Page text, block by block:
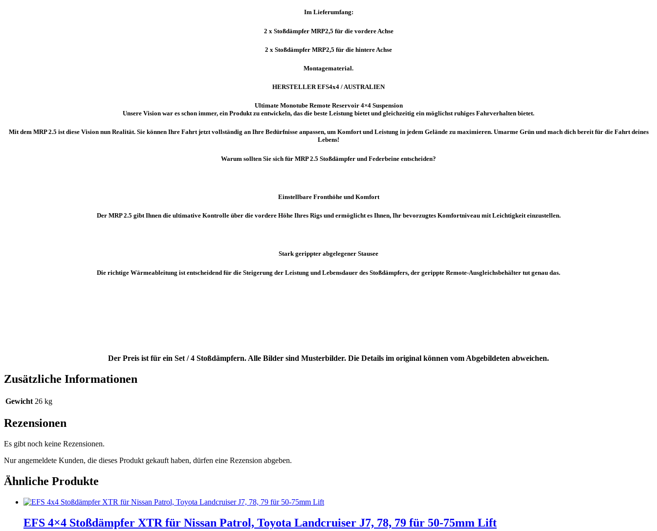
Im Lieferumfang:
2 x Stoßdämpfer MRP2,5 für die vordere Achse
2 x Stoßdämpfer MRP2,5 für die hintere Achse
Montagematerial.
HERSTELLER EFS4x4 / AUSTRALIEN
Ultimate Monotube Remote Reservoir 4×4 Suspension
Unsere Vision war es schon immer, ein Produkt zu entwickeln, das die beste Leistung bietet und gleichzeitig ein möglichst ruhiges Fahrverhalten bietet.
Mit dem MRP 2.5 ist diese Vision nun Realität. Sie können Ihre Fahrt jetzt vollständig an Ihre Bedürfnisse anpassen, um Komfort und Leistung in jedem Gelände zu maximieren. Umarme Grün und mach dich bereit für die Fahrt deines
Lebens!
Warum sollten Sie sich für MRP 2.5 Stoßdämpfer und Federbeine entscheiden?
Einstellbare Fronthöhe und Komfort
Der MRP 2.5 gibt Ihnen die ultimative Kontrolle über die vordere Höhe Ihres Rigs und ermöglicht es Ihnen, Ihr bevorzugtes Komfortniveau mit Leichtigkeit einzustellen.
Stark gerippter abgelegener Stausee
Die richtige Wärmeableitung ist entscheidend für die Steigerung der Leistung und Lebensdauer des Stoßdämpfers, der gerippte Remote-Ausgleichsbehälter tut genau das.
Der Preis ist für ein Set / 4 Stoßdämpfern. Alle Bilder sind Musterbilder. Die Details im original können vom Abgebildeten abweichen.
Zusätzliche Informationen
Gewicht 26 kg
Rezensionen
Es gibt noch keine Rezensionen.
Nur angemeldete Kunden, die dieses Produkt gekauft haben, dürfen eine Rezension abgeben.
Ähnliche Produkte
EFS 4×4 Stoßdämpfer XTR für Nissan Patrol, Toyota Landcruiser J7, 78, 79 für 50-75mm Lift